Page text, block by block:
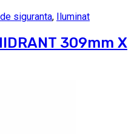
siguranta, Iluminat
309mm X